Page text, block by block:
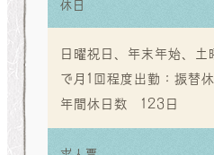
休日
日曜祝日、年末年始、土
で月1回程度出勤：振替休
年間休日数 123日